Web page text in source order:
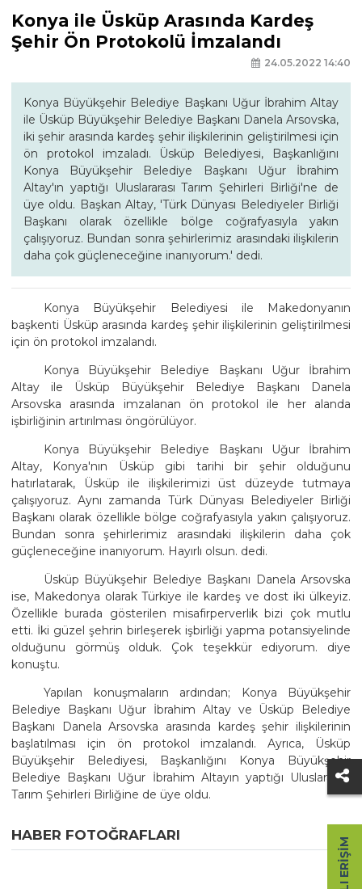
Konya ile Üsküp Arasında Kardeş
Şehir Ön Protokolü İmzalandı
24.05.2022 14:40
Konya Büyükşehir Belediye Başkanı Uğur İbrahim Altay
ile Üsküp Büyükşehir Belediye Başkanı Danela Arsovska,
iki şehir arasında kardeş şehir ilişkilerinin geliştirilmesi için
ön protokol imzaladı. Üsküp Belediyesi, Başkanlığını
Konya Büyükşehir Belediye Başkanı Uğur İbrahim
Altay'ın yaptığı Uluslararası Tarım Şehirleri Birliği'ne de
üye oldu. Başkan Altay, 'Türk Dünyası Belediyeler Birliği
Başkanı olarak özellikle bölge coğrafyasıyla yakın
çalışıyoruz. Bundan sonra şehirlerimiz arasındaki ilişkilerin
daha çok güçleneceğine inanıyorum.' dedi.
Konya Büyükşehir Belediyesi ile Makedonyanın
başkenti Üsküp arasında kardeş şehir ilişkilerinin geliştirilmesi
için ön protokol imzalandı.
Konya Büyükşehir Belediye Başkanı Uğur İbrahim
Altay ile Üsküp Büyükşehir Belediye Başkanı Danela
Arsovska arasında imzalanan ön protokol ile her alanda
işbirliğinin artırılması öngörülüyor.
Konya Büyükşehir Belediye Başkanı Uğur İbrahim
Altay, Konya'nın Üsküp gibi tarihi bir şehir olduğunu
hatırlatarak, Üsküp ile ilişkilerimizi üst düzeyde tutmaya
çalışıyoruz. Aynı zamanda Türk Dünyası Belediyeler Birliği
Başkanı olarak özellikle bölge coğrafyasıyla yakın çalışıyoruz.
Bundan sonra şehirlerimiz arasındaki ilişkilerin daha çok
güçleneceğine inanıyorum. Hayırlı olsun. dedi.
Üsküp Büyükşehir Belediye Başkanı Danela Arsovska
ise, Makedonya olarak Türkiye ile kardeş ve dost iki ülkeyiz.
Özellikle burada gösterilen misafirperverlik bizi çok mutlu
etti. İki güzel şehrin birleşerek işbirliği yapma potansiyelinde
olduğunu görmüş olduk. Çok teşekkür ediyorum. diye
konuştu.
Yapılan konuşmaların ardından; Konya Büyükşehir
Belediye Başkanı Uğur İbrahim Altay ve Üsküp Belediye
Başkanı Danela Arsovska arasında kardeş şehir ilişkilerinin
başlatılması için ön protokol imzalandı. Ayrıca, Üsküp
Büyükşehir Belediyesi, Başkanlığını Konya Büyükşehir
Belediye Başkanı Uğur İbrahim Altayın yaptığı Uluslararası
Tarım Şehirleri Birliğine de üye oldu.
HABER FOTOĞRAFLARI